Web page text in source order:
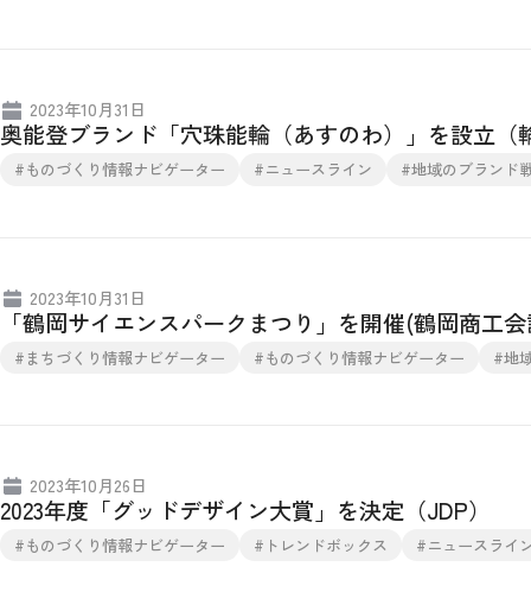
2023年10月31日
奥能登ブランド「穴珠能輪（あすのわ）」を設立（
#ものづくり情報ナビゲーター #ニュースライン #地域のブランド
2023年10月31日
「鶴岡サイエンスパークまつり」を開催(鶴岡商工
#まちづくり情報ナビゲーター #ものづくり情報ナビゲーター #地
2023年10月26日
2023年度「グッドデザイン大賞」を決定（JDP）
#ものづくり情報ナビゲーター #トレンドボックス #ニュースライ